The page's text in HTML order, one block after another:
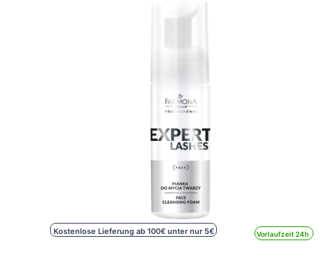
Kostenlose Lieferung ab 100€ unter nur 5€ Vorlaufzeit 24h